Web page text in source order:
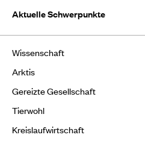
Aktuelle Schwerpunkte
Wissenschaft
Arktis
Gereizte Gesellschaft
Tierwohl
Kreislaufwirtschaft